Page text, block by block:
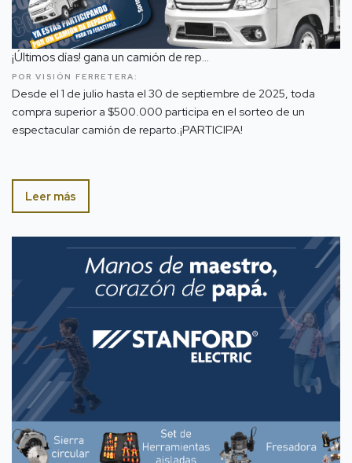
¡Últimos días! gana un camión de rep...
POR VISIÓN FERRETERA:
Desde el 1 de julio hasta el 30 de septiembre de 2025, toda
compra superior a $500.000 participa en el sorteo de un
espectacular camión de reparto.¡PARTICIPA!
Leer más